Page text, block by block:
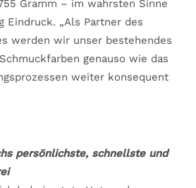
Gramm – im wahrsten Sinne
Eindruck. „Als Partner des
werden wir unser bestehendes
genauso wie das
weiter konsequent
persönlichste, schnellste und